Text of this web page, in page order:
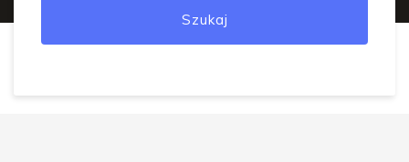
Szukaj